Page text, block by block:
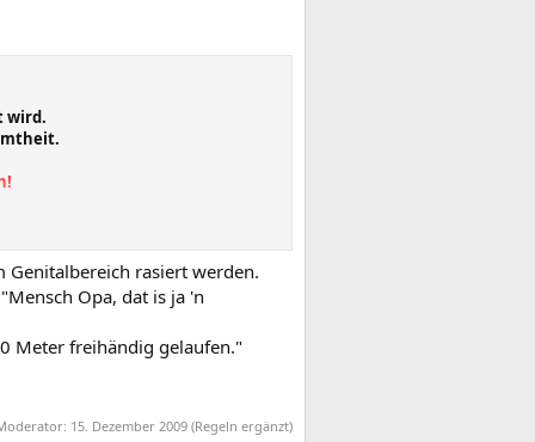
wird.
Genitalbereich rasiert werden.
Opa, dat is ja 'n
Meter freihändig gelaufen."
15. Dezember 2009 (Regeln ergänzt)